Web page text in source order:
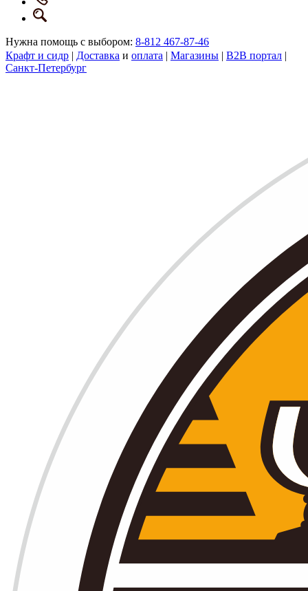
Нужна помощь с выбором: 8-812 467-87-46
Крафт и сидр | Доставка и оплата | Магазины | B2B портал |
Санкт-Петербург